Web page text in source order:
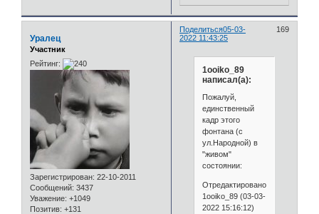
Поделиться 169
05-03-
2022 11:43:25
Уралец
Участник
Рейтинг:
Зарегистрирован: 22-10-2011
Сообщений: 3437
Уважение: +1049
Позитив: +131
1ooiko_89
написал(а):
Пожалуй,
единственный
кадр этого
фонтана (с
ул.Народной) в
"живом"
состоянии:
Отредактировано
1ooiko_89 (03-03-
2022 15:16:12)